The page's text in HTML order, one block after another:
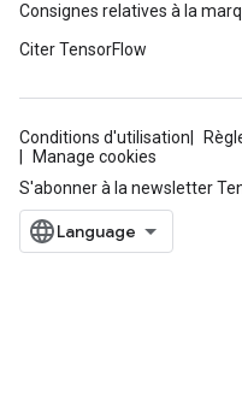
Consignes relatives à la
Citer TensorFlow
Conditions d'utilisation
Manage cookies
S'abonner à la newsletter